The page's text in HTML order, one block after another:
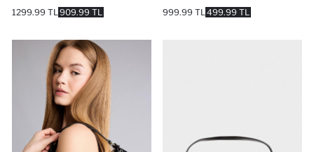
909.99 TL
1299.99 TL 499.99 TL
999.99 TL